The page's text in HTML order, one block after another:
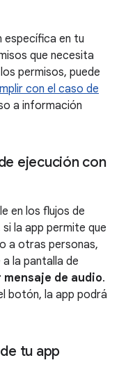
específica en tu
que necesita
permisos, puede
con el caso de
a información
ejecución con
en los flujos de
la app permite que
a otras personas,
la pantalla de
mensaje de audio.
botón, la app podrá
tu app